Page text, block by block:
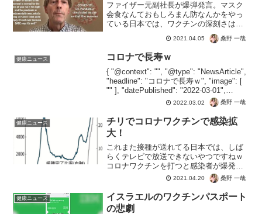
ファイザー元副社長が爆弾発言。マスク
会食なんておもしろまん防なんかをやっ
ている日本では、ワクチンの深刻さは分
らないでしょうが。テレビのタレントや
製薬会社から資金提供を受けている専門
家が、新型コロナウイルスについて本当
のことを話すわけがないの...
2021.04.05 桑野 一哉
健康ニュース コロナで長寿ｗ
{ "@context": "", "@type": "NewsArticle",
"headline": "コロナで長寿ｗ", "image": [
"" ], "datePublished": "2022-03-01",
2022.03.02 桑野 一哉
健康ニュース
チリでコロナワクチンで感染拡
大！
これまた接種が送れてる日本では、しば
らくテレビで放送できないやつですねｗ
コロナワクチンを打つと感染者が爆発的
に増えるという、安定の定期。チリ、接
種進むも感染拡大：日本経済新聞日経こ
のところいい記事多いですね。チリ、接
種進むも感染拡大：日本経...
2021.04.20 桑野 一哉
健康ニュース
イスラエルのワクチンパスポート
の悲劇